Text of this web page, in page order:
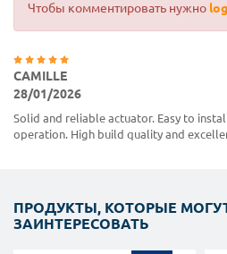
Чтобы комментировать нужно
CAMILLE
28/01/2026
Solid and reliable actuator. Easy to
operation. High build quality and
ПРОДУКТЫ, КОТОРЫЕ
ЗАИНТЕРЕСОВАТЬ